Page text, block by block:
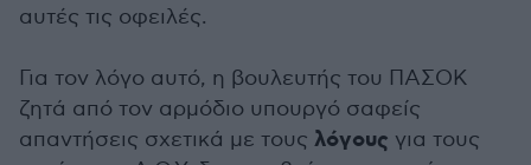
αυτές τις οφειλές.
Για τον λόγο αυτό, η βουλευτής του ΠΑΣΟΚ
ζητά από τον αρμόδιο υπουργό σαφείς
απαντήσεις σχετικά με τους λόγους για τους